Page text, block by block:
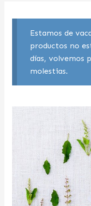
Estamos de
productos no
días, volvemos
molestias.